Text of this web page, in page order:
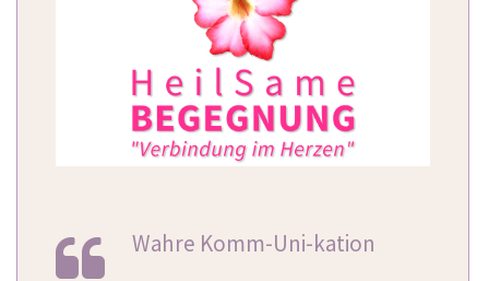
Wahre Komm-Uni-kation